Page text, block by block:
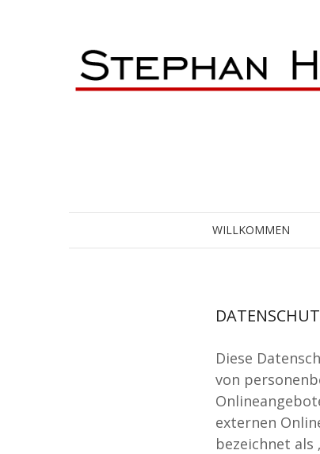
WILLKOMMEN
Diese
von
externen
bezeichnet als